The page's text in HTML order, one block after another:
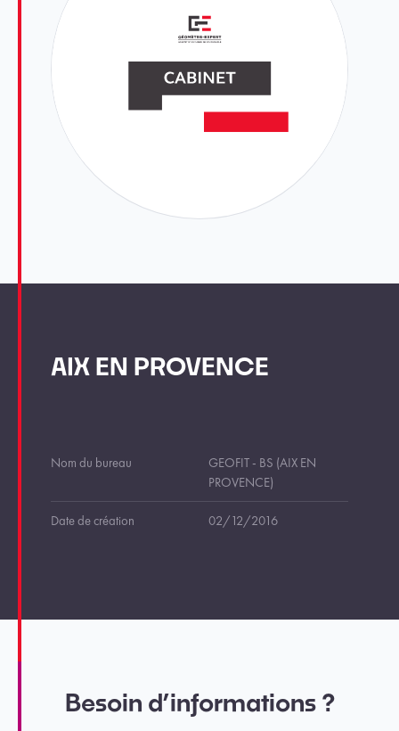
AIX EN PROVENCE
Nom du bureau
GEOFIT - BS (AIX EN
PROVENCE)
Date de création 02/12/2016
Besoin d’informations ?